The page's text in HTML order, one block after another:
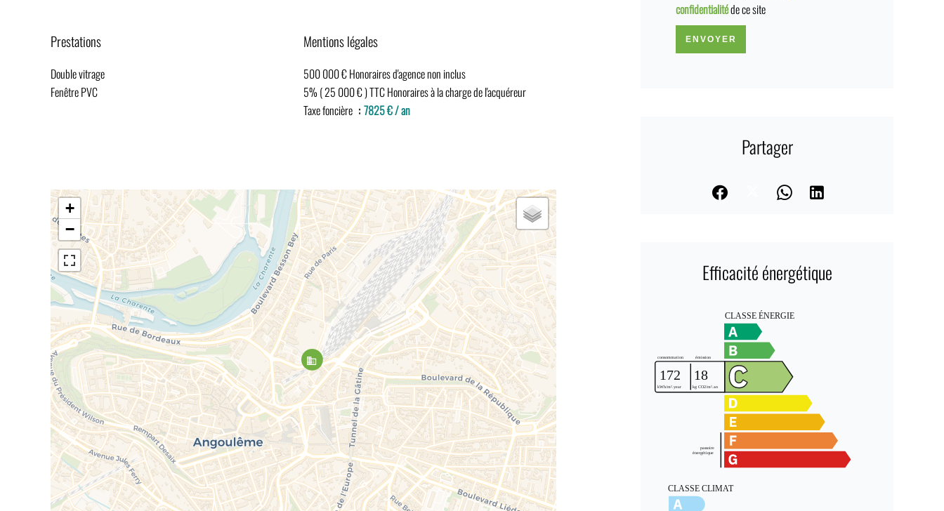
Prestations
Double vitrage
Fenêtre PVC
Mentions légales
500 000 € Honoraires d'agence non inclus
5% ( 25 000 € ) TTC Honoraires à la charge de l'acquéreur
Taxe foncière
7825 € / an
+
−
confidentialitéde ce site
ENVOYER
Partager
Efficacité énergétique